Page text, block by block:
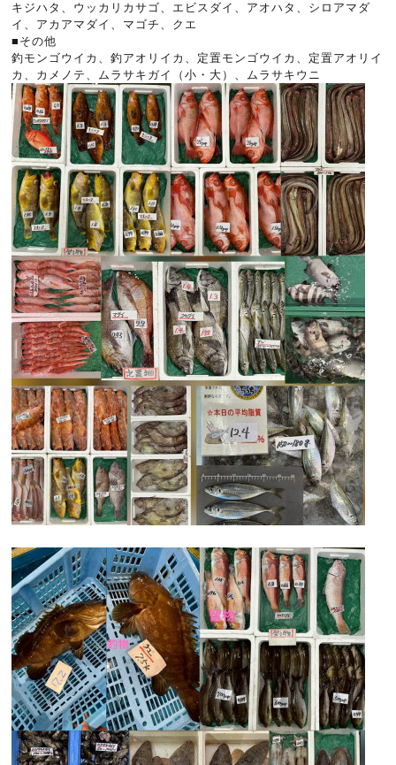
キジハタ、ウッカリカサゴ、エビスダイ、アオハタ、シロアマダ
イ、アカアマダイ、マゴチ、クエ
■その他
釣モンゴウイカ、釣アオリイカ、定置モンゴウイカ、定置アオリイ
カ、カメノテ、ムラサキガイ（小・大）、ムラサキウニ